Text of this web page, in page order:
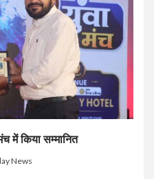
में किया सम्मानित
News